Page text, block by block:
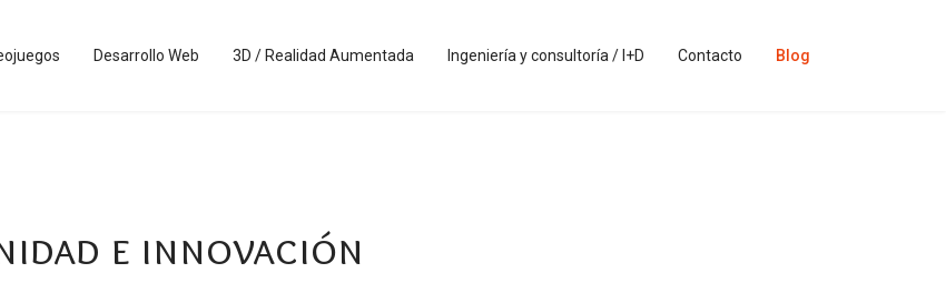
Desarrollo Web 3D / Realidad Aumentada Ingeniería y consultoría / I+D Contacto Blog
e innovación